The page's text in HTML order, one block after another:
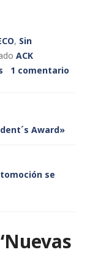
ri
n
t
, Sin
ACK
1 comentario
Award»
se
Nuevas